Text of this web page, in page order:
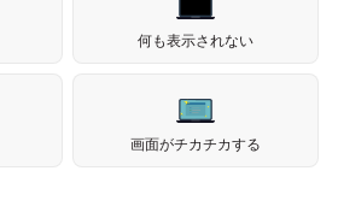
何も表示されない
画面がチカチカする